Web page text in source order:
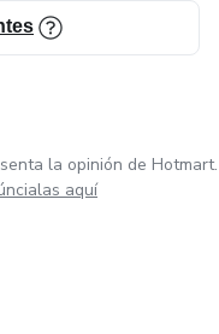
la opinión de Hotmart.
aquí